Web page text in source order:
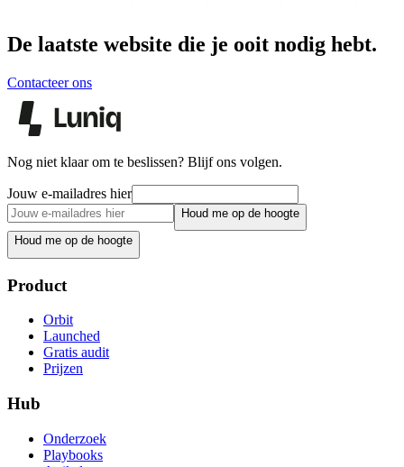
De laatste website die je ooit nodig hebt.
Contacteer ons
Nog niet klaar om te beslissen? Blijf ons volgen.
Jouw e-mailadres hier
Houd me op de hoogte
Houd me op de hoogte
Product
Orbit
Launched
Gratis audit
Prijzen
Hub
Onderzoek
Playbooks